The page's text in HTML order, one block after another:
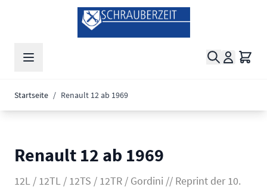
Zum Inhalt springen
Suche
Startseite / Renault 12 ab 1969
Renault 12 ab 1969
12L / 12TL / 12TS / 12TR / Gordini // Reprint der 10.